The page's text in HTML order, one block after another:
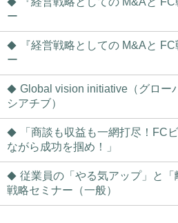
ー
『経営戦略としての M&Aと
ー
Global vision initiative（グロー
シアチブ）
「商談も収益も一網打尽！FC
ながら成功を掴め！」
従業員の「やる気アップ」と
戦略セミナー（一般）